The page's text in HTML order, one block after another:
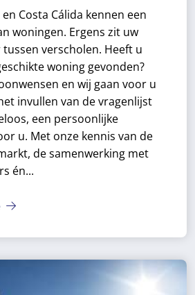
Costa Cálida kennen een
woningen. Ergens zit uw
verscholen. Heeft u
woning gevonden?
en wij gaan voor u
invullen van de vragenlijst
een persoonlijke
u. Met onze kennis van de
de samenwerking met
én...